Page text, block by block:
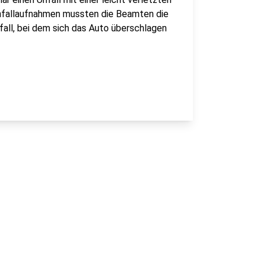
mussten die Beamten die
bei dem sich das Auto überschlagen